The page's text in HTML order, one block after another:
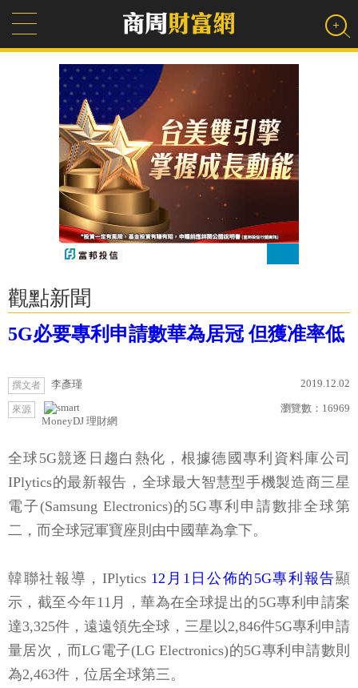
觀點新聞
5G必要專利申請數華為居冠 但獲准率低
撰文者 李彥瑾 2019.12.02
來源
MoneyDJ 理財網
瀏覽數： 16969
全球5G競逐日趨白熱化，根據德國專利資料庫公司
IPlytics的最新報告，全球最大智慧型手機製造商三星
電子(Samsung Electronics)的5G專利申請數排全球第
二，而全球冠軍寶座則由中國華為拿下。
韓聯社報導，IPlytics 12月1日公佈的5G專利報告顯
示，截至今年11月，華為在全球提出的5G專利申請案
達3,325件，遠遠領先全球，三星以2,846件5G專利申請
量居次，而LG電子(LG Electronics)的5G專利申請數則
為2,463件，位居全球第三。